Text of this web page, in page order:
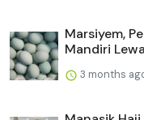
Marsiyem,
Mandiri
3 months